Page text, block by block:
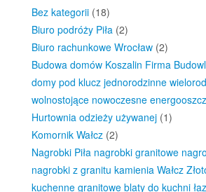
Bez kategorii (18)
Biuro podróży Piła (2)
Biuro rachunkowe Wrocław (2)
Budowa domów Koszalin Firma
domy pod klucz jednorodzinne
wolnostojące nowoczesne
Hurtownia odzieży używanej (1)
Komornik Wałcz (2)
Nagrobki Piła nagrobki granitowe
nagrobki z granitu kamienia Wałcz
kuchenne granitowe blaty do kuchni